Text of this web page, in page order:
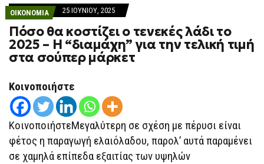
ΟΙΚΟΝΟΜΙΑ 25 ΙΟΥΝΊΟΥ, 2025
Πόσο θα κοστίζει ο τενεκές λάδι το
2025 – Η “διαμάχη” για την τελική τιμή
στα σούπερ μάρκετ
Κοινοποιήστε
ΚοινοποιήστεΜεγαλύτερη σε σχέση με πέρυσι είναι
φέτος η παραγωγή ελαιόλαδου, παρολ’ αυτά παραμένει
σε χαμηλά επίπεδα εξαιτίας των υψηλών